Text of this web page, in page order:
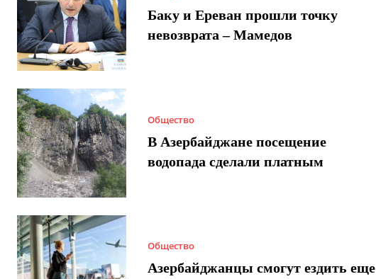
Баку и Ереван прошли точку
невозврата – Мамедов
Общество
В Азербайджане посещение
водопада сделали платным
Общество
Азербайджанцы смогут ездить еще